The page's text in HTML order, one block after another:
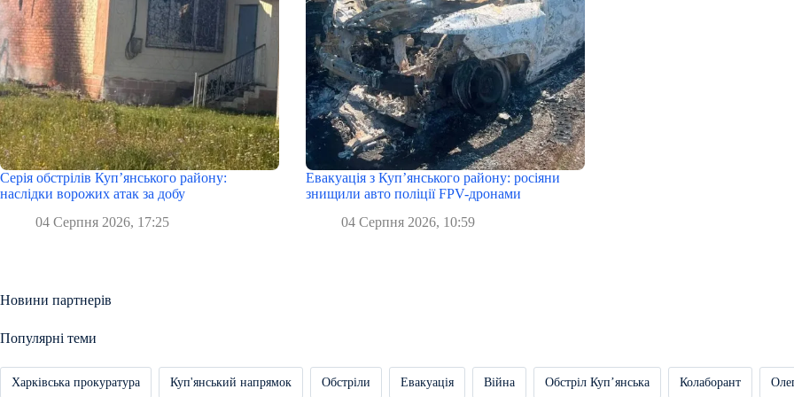
Серія обстрілів Куп’янського району:
наслідки ворожих атак за добу
04 Серпня 2026, 17:25
Евакуація з Куп’янського району: росіяни
знищили авто поліції FPV-дронами
04 Серпня 2026, 10:59
Новини партнерів
Популярні теми
Харківська прокуратура Куп'янський напрямок Обстріли Евакуація Війна Обстріл Купʼянська Колаборант